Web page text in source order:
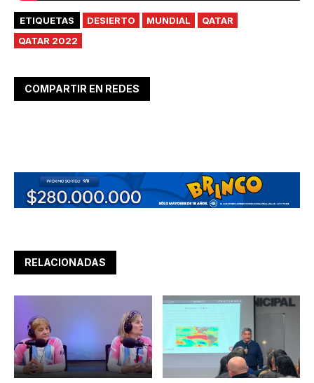
ETIQUETAS DESIERTO MUNDIAL
QATAR
QATAR 2022
COMPARTIR EN REDES
RELACIONADAS